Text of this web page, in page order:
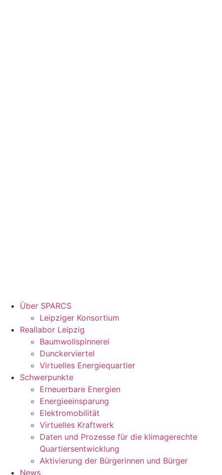
Über SPARCS
Leipziger Konsortium
Reallabor Leipzig
Baumwollspinnerei
Dunckerviertel
Virtuelles Energiequartier
Schwerpunkte
Erneuerbare Energien
Energieeinsparung
Elektromobilität
Virtuelles Kraftwerk
Daten und Prozesse für die klimagerechte
Quartiersentwicklung
Aktivierung der Bürgerinnen und Bürger
News